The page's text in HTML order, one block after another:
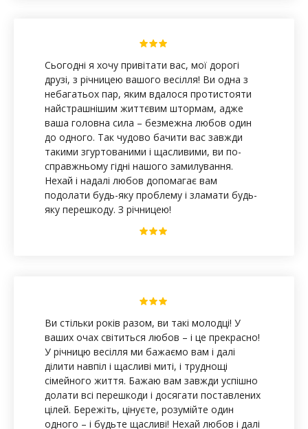
Сьогодні я хочу привітати вас, мої дорогі
друзі, з річницею вашого весілля! Ви одна з
небагатьох пар, яким вдалося протистояти
найстрашнішим життєвим штормам, адже
ваша головна сила – безмежна любов один
до одного. Так чудово бачити вас завжди
такими згуртованими і щасливими, ви по-
справжньому гідні нашого замилування.
Нехай і надалі любов допомагає вам
подолати будь-яку проблему і зламати будь-
яку перешкоду. З річницею!
Ви стільки років разом, ви такі молодці! У
ваших очах світиться любов – і це прекрасно!
У річницю весілля ми бажаємо вам і далі
ділити навпіл і щасливі миті, і труднощі
сімейного життя. Бажаю вам завжди успішно
долати всі перешкоди і досягати поставлених
цілей. Бережіть, цінуєте, розумійте один
одного – і будьте щасливі! Нехай любов і далі